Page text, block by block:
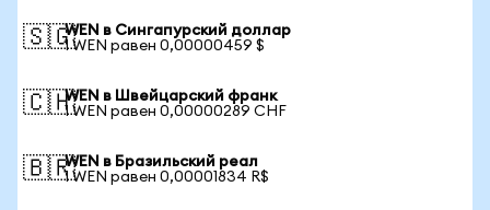
🇸🇬WEN в Сингапурский доллар
1 WEN равен 0,00000459 $
🇨🇭WEN в Швейцарский франк
1 WEN равен 0,00000289 CHF
🇧🇷WEN в Бразильский реал
1 WEN равен 0,00001834 R$